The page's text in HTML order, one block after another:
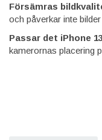
Försämras
och påverkar inte
Passar det iPhone
kamerornas placering